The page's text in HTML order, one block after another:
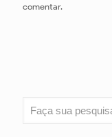
comentar.
Pesquisar